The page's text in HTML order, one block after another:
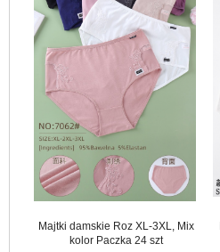
Majtki damskie Roz XL-3XL, Mix
kolor Paczka 24 szt